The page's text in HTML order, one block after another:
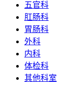
五官科
肛肠科
胃肠科
外科
内科
体检科
其他科室